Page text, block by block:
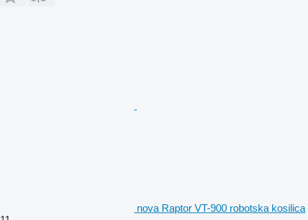
nova Raptor VT-900 robotska kosilica